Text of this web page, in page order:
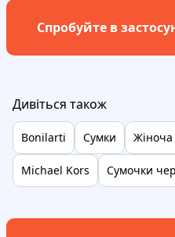
Спробуйте в
Дивіться також
Bonilarti Сумки Жіноча
Michael Kors Сумочки